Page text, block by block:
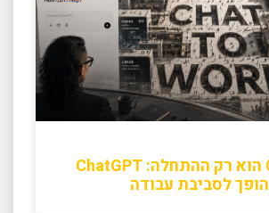
GPT-5.6 הוא רק ההתחלה: ChatGPT
הופך לסביבת עבודה